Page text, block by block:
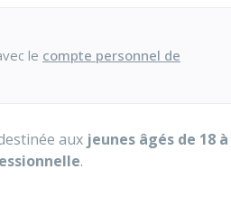
le compte personnel de
aux jeunes âgés de 18 à
.